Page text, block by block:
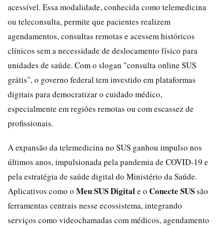
acessível. Essa modalidade, conhecida como telemedicina
ou teleconsulta, permite que pacientes realizem
agendamentos, consultas remotas e acessem históricos
clínicos sem a necessidade de deslocamento físico para
unidades de saúde. Com o slogan "consulta online SUS
grátis", o governo federal tem investido em plataformas
digitais para democratizar o cuidado médico,
especialmente em regiões remotas ou com escassez de
profissionais.
A expansão da telemedicina no SUS ganhou impulso nos
últimos anos, impulsionada pela pandemia de COVID-19 e
pela estratégia de saúde digital do Ministério da Saúde.
Aplicativos como o Meu SUS Digitale o Conecte SUSsão
ferramentas centrais nesse ecossistema, integrando
serviços como videochamadas com médicos, agendamento